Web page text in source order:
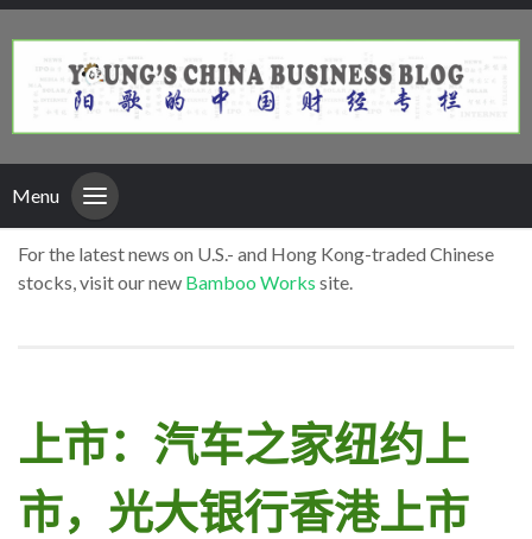
Menu
For the latest news on U.S.- and Hong Kong-traded Chinese
stocks, visit our new Bamboo Works site.
上市：汽车之家纽约上
市，光大银行香港上市